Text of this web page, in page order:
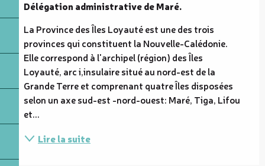
Délégation administrative de Maré.
La Province des Îles Loyauté est une des trois
provinces qui constituent la Nouvelle-Calédonie.
Elle correspond à l'archipel (région) des Îles
Loyauté, arc i,insulaire situé au nord-est de la
Grande Terre et comprenant quatre Îles disposées
selon un axe sud-est -nord-ouest: Maré, Tiga, Lifou
et...
Lire la suite